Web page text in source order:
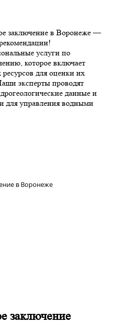
заключение в Воронеже —
услуги по
которое включает
для оценки их
эксперты проводят
данные и
для управления водными
в Воронеже
заключение